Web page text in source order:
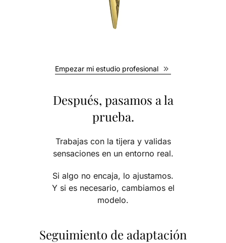
Empezar mi estudio profesional
Después, pasamos a la
prueba.
Trabajas con la tijera y validas
sensaciones en un entorno real.
Si algo no encaja, lo ajustamos.
Y si es necesario, cambiamos el
modelo.
Seguimiento de adaptación